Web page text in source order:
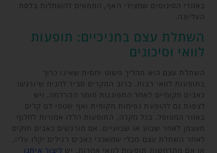
באזורי הסינוסים שמצידי האף, המתאים להשתלות בלסת
העליונה.
השתלת עצם בחניכיים: תופעות
לוואי וסיכונים
השתלת עצם היא תהליך פשוט יחסית שאינו כרוך
בתופעות לוואי רבות. ברוב המקרים סביר להניח שיורגשו
כאבים מקומיים לאחר התפוגגות חומר ההרדמה, ויש
לצפות גם להופעת נפיחות מקומית ואף שטפי דם קלים
באזור המטופל. בכל מקרה, התופעות הללו אמורות לחלוף
מעצמן לאחר שבוע או שבועיים. אם מורגשים כאבים חזקים
לאחר השתלת עצם מבלי שמשככי כאבים רגילים יקלו עליו,
או אם מתרחשות תופעות לוואי אחרות, יש ליצור איתנו